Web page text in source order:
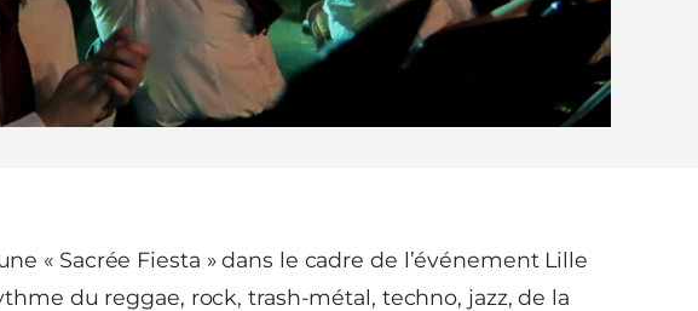
« Sacrée Fiesta » dans le cadre de l’événement Lille
du reggae, rock, trash-métal, techno, jazz, de la